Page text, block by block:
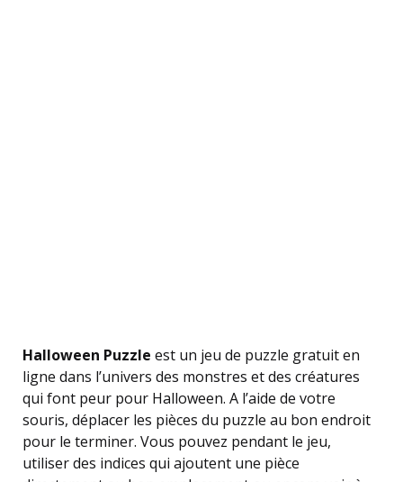
Halloween Puzzle est un jeu de puzzle gratuit en
ligne dans l’univers des monstres et des créatures
qui font peur pour Halloween. A l’aide de votre
souris, déplacer les pièces du puzzle au bon endroit
pour le terminer. Vous pouvez pendant le jeu,
utiliser des indices qui ajoutent une pièce